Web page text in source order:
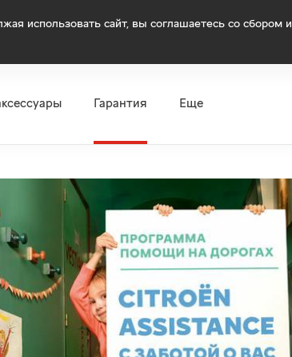
использовать сайт, вы соглашаетесь со сбором и
Гарантия Еще